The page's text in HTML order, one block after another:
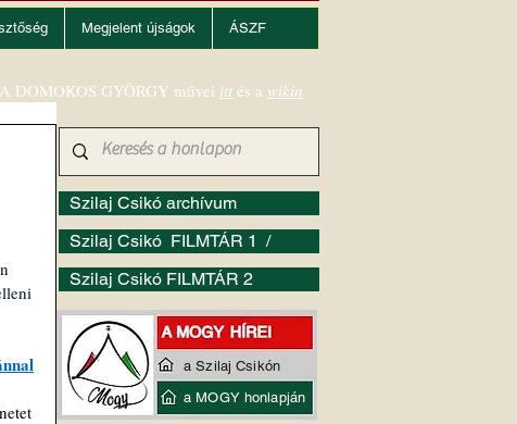
Megjelent újságok ÁSZF
Szilaj Csikó archívum
Szilaj Csikó FILMTÁR 1 /
Szilaj Csikó FILMTÁR 2
DOMOKOS GYÖRGY művei itt és a wikin
a Szilaj Csikón
a MOGY honlapján